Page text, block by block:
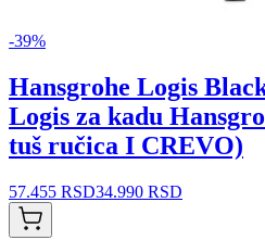
-39%
Hansgrohe Logis
Logis za kadu
tuš ručica I CREVO)
57.455 RSD34.990 RSD